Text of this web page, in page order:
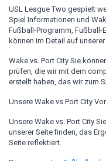
USL League Two gespielt
Spiel Informationen und
Fußball-Programm,
können im Detail auf
Wake vs. Port City Sie
prüfen, die wir mit dem
erstellt haben, das wir zum
Unsere Wake vs Port City
Unsere Wake vs. Port City
unserer Seite finden, das
Seite reflektiert.